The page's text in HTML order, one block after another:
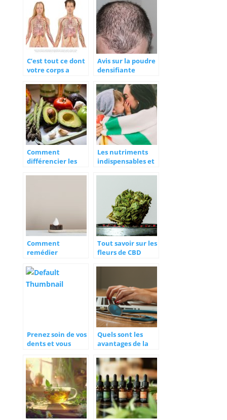
C’est tout ce dont
votre corps a
éliminer les
toxines
Avis sur la poudre
densifiante
arnaque ou
produit miracle ?
Comment
différencier les
Les nutriments
indispensables et
vivre mieux
Comment
remédier
la mauvaise
haleine ?
Tout savoir sur les
fleurs de CBD
Prenez soin de vos
dents et vous
santé
Quels sont les
avantages de la
comptes rendus
médicaux
externalisée ?